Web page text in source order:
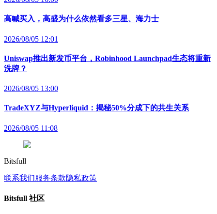
高喊买入，高盛为什么依然看多三星、海力士
2026/08/05 12:01
Uniswap推出新发币平台，Robinhood Launchpad生态将重新
洗牌？
2026/08/05 13:00
TradeXYZ与Hyperliquid：揭秘50%分成下的共生关系
2026/08/05 11:08
Bitsfull
联系我们服务条款隐私政策
Bitsfull 社区